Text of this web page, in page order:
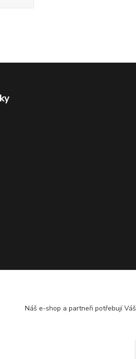
Náš e-shop a partneři potřebují Váš